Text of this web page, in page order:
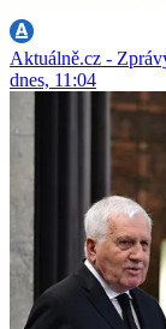
Aktuálně.cz -
dnes, 11:04